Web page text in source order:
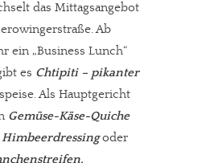
das Mittagsangebot
Ab
ein „Business Lunch“
es Chtipiti – pikanter
Als Hauptgericht
Gemüse-Käse-Quiche
oder